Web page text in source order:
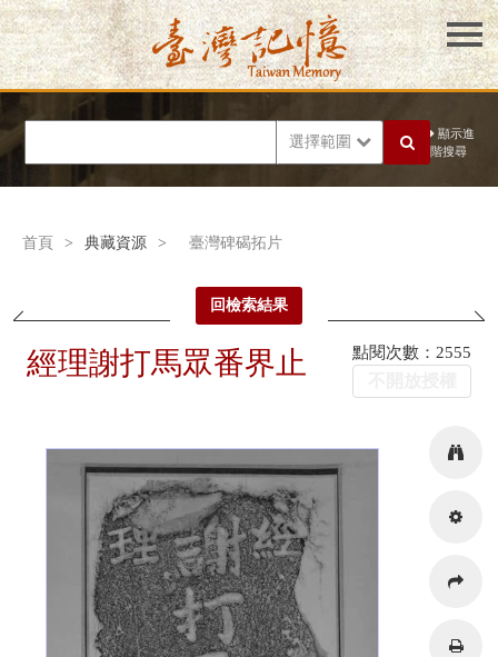
選擇範圍
顯示進
階搜尋
首頁 > 典藏資源 > 臺灣碑碣拓片
回檢索結果
經理謝打馬眾番界止 點閱次數：2555